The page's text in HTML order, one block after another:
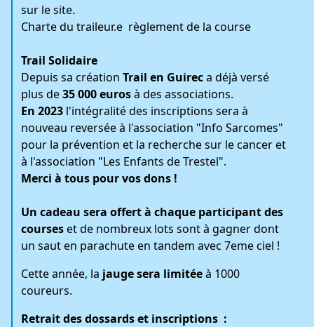
sur le site.
Charte du traileur.e règlement de la course
Trail Solidaire
Depuis sa création Trail en Guireca déjà versé
plus de35 000 eurosà des associations.
En 2023 l'intégralité des inscriptions sera à
nouveau reversée à l'association "Info Sarcomes"
pour la prévention et la recherche sur le cancer et
à l'association "Les Enfants de Trestel".
Merci à tous pour vos dons !
Un cadeau sera offert à chaque participant des
courseset de nombreux lots sont à gagner dont
un saut en parachute en tandem avec 7eme ciel !
Cette année, la jauge sera limitéeà 1000
coureurs.
Retrait des dossards et inscriptions :